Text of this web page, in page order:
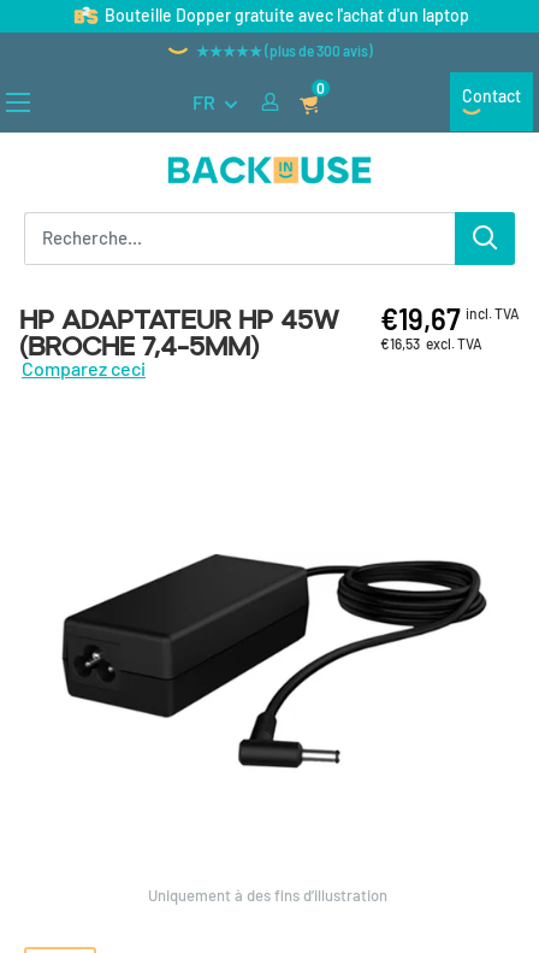
Passer au contenuBouteille Dopper gratuite avec l'achat d'un laptop
★★★★★ (plus de 300 avis)
Back in Use
FR
0 Contact
HP Adaptateur HP 45W
(broche 7,4-5mm)
€19,67 incl. TVA
€16,53 excl. TVA
Comparez ceci
Uniquement à des fins d’illustration